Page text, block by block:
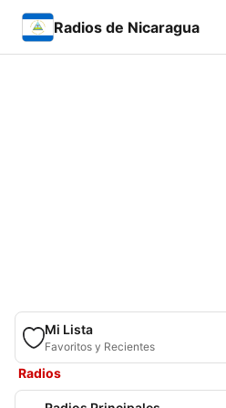
Radios de Nicaragua
Mi Lista
Favoritos y Recientes
Radios